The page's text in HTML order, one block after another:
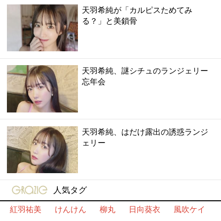
天羽希純が「カルピスためてみ
る？」と美鎖骨
天羽希純、謎シチュのランジェリー
忘年会
天羽希純、はだけ露出の誘惑ランジ
ェリー
gravure-grazie
人気タグ
紅羽祐美
けんけん 柳丸 日向葵衣
風吹ケイ